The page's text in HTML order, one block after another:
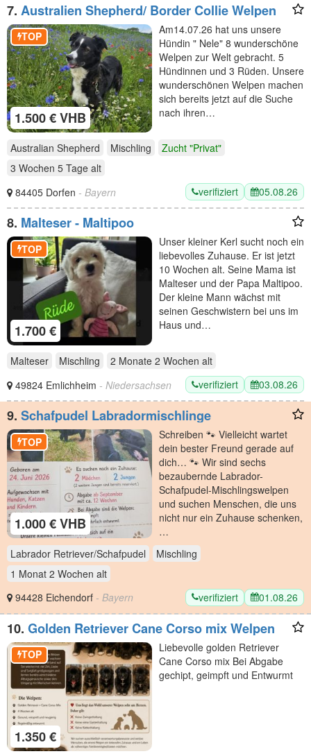
7. Australien Shepherd/ Border Collie Welpen
1.500 € VHB
TOP
Am14.07.26 hat uns unsere
Hündin " Nele" 8 wunderschöne
Welpen zur Welt gebracht. 5
Hündinnen und 3 Rüden. Unsere
wunderschönen Welpen machen
sich bereits jetzt auf die Suche
nach ihren…
Australian Shepherd Mischling
Zucht "Privat"
3 Wochen 5 Tage alt
84405 Dorfen - Bayern verifiziert 05.08.26
8. Malteser - Maltipoo
1.700 €
TOP
Unser kleiner Kerl sucht noch ein
liebevolles Zuhause. Er ist jetzt
10 Wochen alt. Seine Mama ist
Malteser und der Papa Maltipoo.
Der kleine Mann wächst mit
seinen Geschwistern bei uns im
Haus und…
Malteser Mischling 2 Monate 2 Wochen alt
49824 Emlichheim - Niedersachsen verifiziert 03.08.26
9. Schafpudel Labradormischlinge
1.000 € VHB
TOP
Schreiben 🐾 Vielleicht wartet
dein bester Freund gerade auf
dich… 🐾 Wir sind sechs
bezaubernde Labrador-
Schafpudel-Mischlingswelpen
und suchen Menschen, die uns
nicht nur ein Zuhause schenken,
…
Labrador Retriever/Schafpudel
Mischling
1 Monat 2 Wochen alt
94428 Eichendorf - Bayern verifiziert 01.08.26
10. Golden Retriever Cane Corso mix Welpen
1.350 €
TOP
Liebevolle golden Retriever
Cane Corso mix Bei Abgabe
gechipt, geimpft und Entwurmt